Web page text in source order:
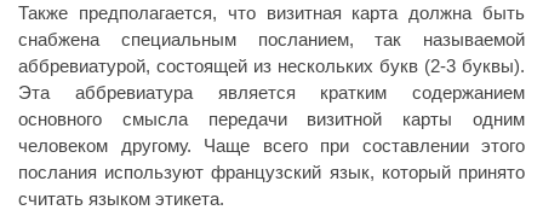
Также предполагается, что визитная карта должна быть
снабжена специальным посланием, так называемой
аббревиатурой, состоящей из нескольких букв (2-3 буквы).
Эта аббревиатура является кратким содержанием
основного смысла передачи визитной карты одним
человеком другому. Чаще всего при составлении этого
послания используют французский язык, который принято
считать языком этикета.